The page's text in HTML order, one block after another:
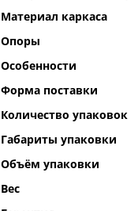
Материал каркаса
Опоры
Особенности
Форма поставки
Количество упаковок
Габариты упаковки
Объём упаковки
Вес